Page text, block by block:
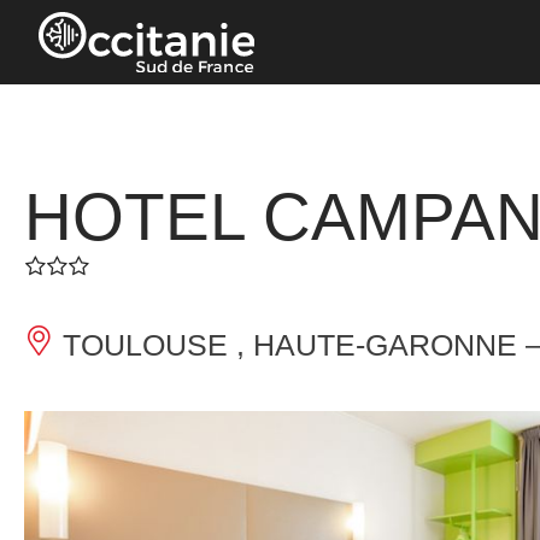
Panneau de gestion des cookies
HOTEL
TOULOUSE , HAUTE-GARONNE